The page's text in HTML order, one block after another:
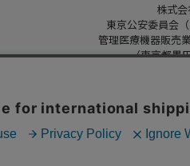
株式
東京公安委員会
管理医療機器販売
（東京都墨
Copyright 2022